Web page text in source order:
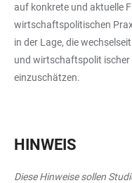
auf konkrete und aktuelle
wirtschaftspolitischen
in der Lage, die
und wirtschaftspolit ischer
einzuschätzen.
HINWEIS
Diese Hinweise sollen